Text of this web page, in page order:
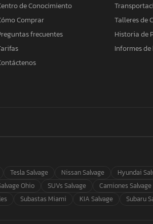
de Conocimiento
Comprar
frecuentes
Talleres de
Historia de
Informes
Tesla Salvage Nissan Salvage Hyundai
Ohio SUVs Salvage Camiones Salvage
Subastas Miami KIA Salvage Subaru